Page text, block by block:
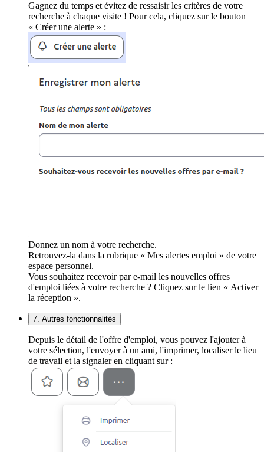
Gagnez du temps et évitez de ressaisir les critères de votre
recherche à chaque visite ! Pour cela, cliquez sur le bouton
« Créer une alerte » :
Donnez un nom à votre recherche.
Retrouvez-la dans la rubrique « Mes alertes emploi » de votre
espace personnel.
Vous souhaitez recevoir par e-mail les nouvelles offres
d'emploi liées à votre recherche ? Cliquez sur le lien « Activer
la réception ».
7. Autres fonctionnalités
Depuis le détail de l'offre d'emploi, vous pouvez l'ajouter à
votre sélection, l'envoyer à un ami, l'imprimer, localiser le lieu
de travail et la signaler en cliquant sur :